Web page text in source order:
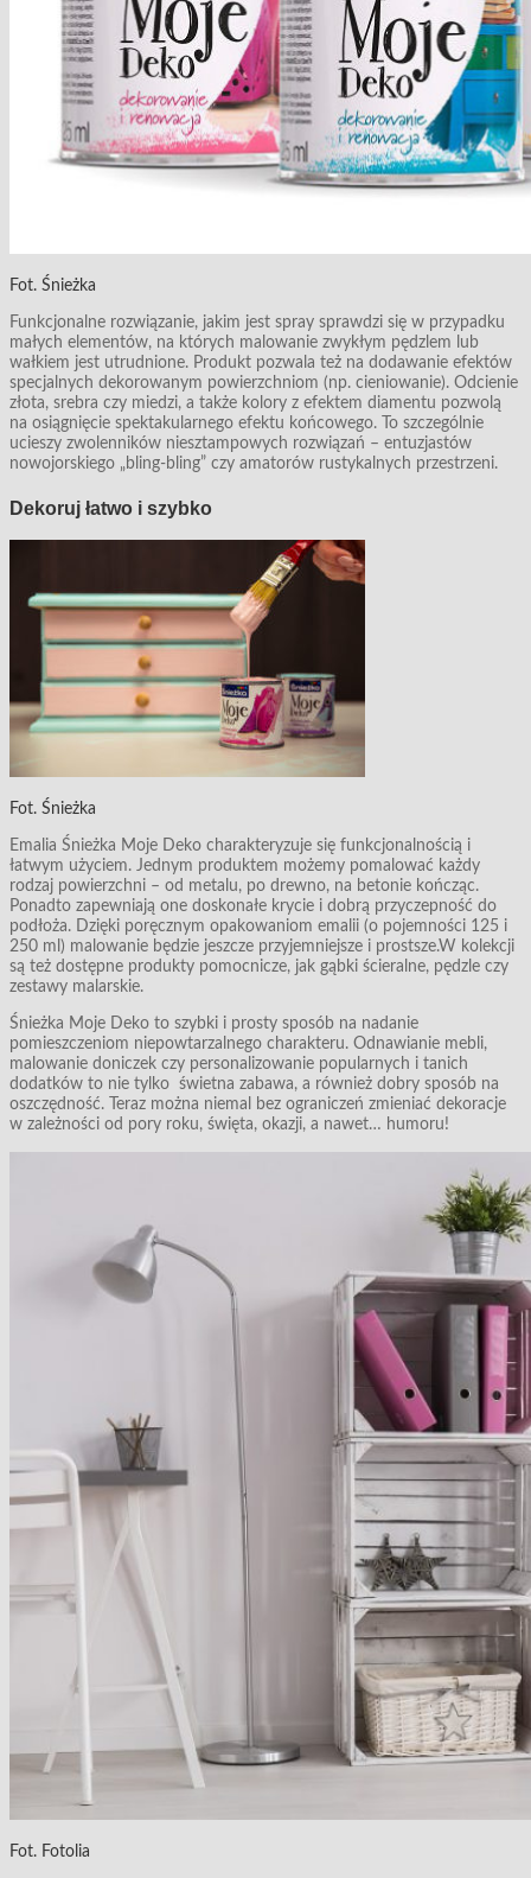
Fot. Śnieżka
Funkcjonalne rozwiązanie, jakim jest spray sprawdzi się w przypadku
małych elementów, na których malowanie zwykłym pędzlem lub
wałkiem jest utrudnione. Produkt pozwala też na dodawanie efektów
specjalnych dekorowanym powierzchniom (np. cieniowanie). Odcienie
złota, srebra czy miedzi, a także kolory z efektem diamentu pozwolą
na osiągnięcie spektakularnego efektu końcowego. To szczególnie
ucieszy zwolenników niesztampowych rozwiązań – entuzjastów
nowojorskiego „bling-bling” czy amatorów rustykalnych przestrzeni.
Dekoruj łatwo i szybko
Fot. Śnieżka
Emalia Śnieżka Moje Deko charakteryzuje się funkcjonalnością i
łatwym użyciem. Jednym produktem możemy pomalować każdy
rodzaj powierzchni – od metalu, po drewno, na betonie kończąc.
Ponadto zapewniają one doskonałe krycie i dobrą przyczepność do
podłoża. Dzięki poręcznym opakowaniom emalii (o pojemności 125 i
250 ml) malowanie będzie jeszcze przyjemniejsze i prostsze.W kolekcji
są też dostępne produkty pomocnicze, jak gąbki ścieralne, pędzle czy
zestawy malarskie.
Śnieżka Moje Deko to szybki i prosty sposób na nadanie
pomieszczeniom niepowtarzalnego charakteru. Odnawianie mebli,
malowanie doniczek czy personalizowanie popularnych i tanich
dodatków to nie tylko świetna zabawa, a również dobry sposób na
oszczędność. Teraz można niemal bez ograniczeń zmieniać dekoracje
w zależności od pory roku, święta, okazji, a nawet… humoru!
Fot. Fotolia